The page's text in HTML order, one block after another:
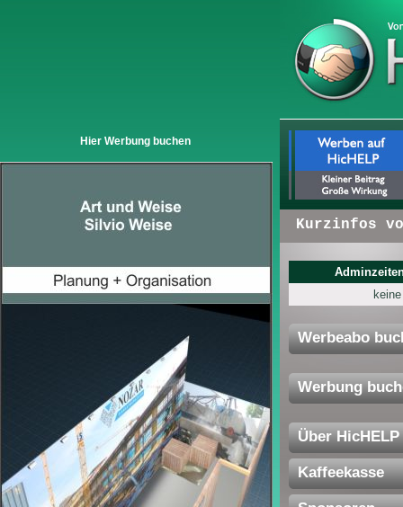
Hier Werbung buchen
+ + +Hier erscheinen: Kurzinfos von
keine
Werbeabo
Werbung
Über HicHELP
Kaffeekasse